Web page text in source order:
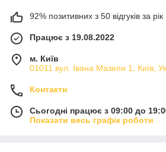
92% позитивних з 50 відгуків за рік
Працює з 19.08.2022
м. Київ
01011 вул. Івана Мазепи 1, Київ,
Контакти
Сьогодні працює з 09:00 до
Показати весь графік роботи